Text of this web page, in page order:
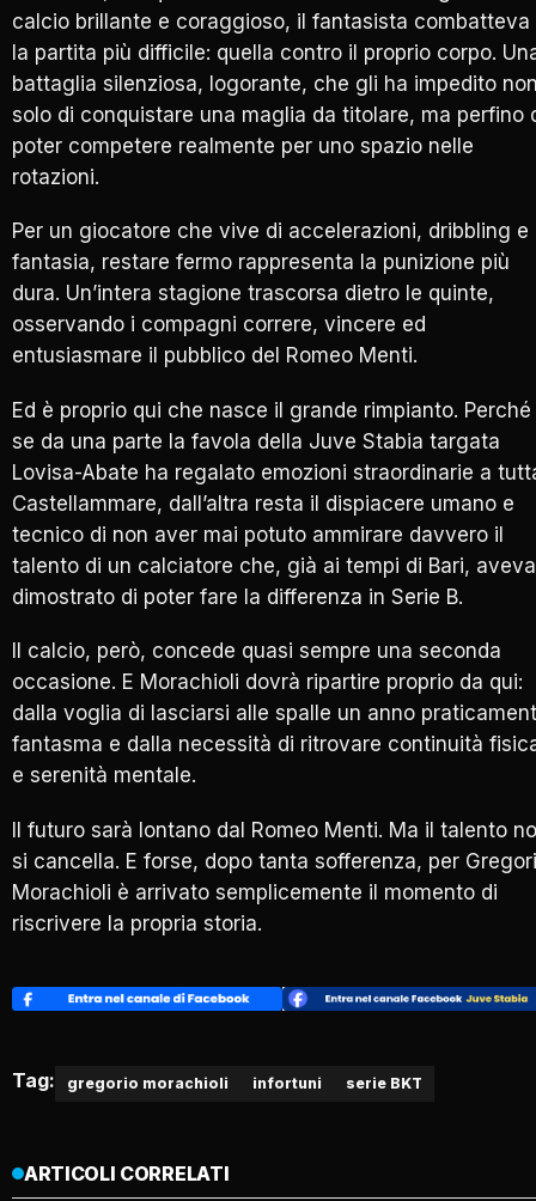
calcio brillante e coraggioso, il fantasista combatteva
la partita più difficile: quella contro il proprio corpo.
battaglia silenziosa, logorante, che gli ha impedito
solo di conquistare una maglia da titolare, ma perfino
poter competere realmente per uno spazio nelle
rotazioni.
Per un giocatore che vive di accelerazioni, dribbling e
fantasia, restare fermo rappresenta la punizione più
dura. Un’intera stagione trascorsa dietro le quinte,
osservando i compagni correre, vincere ed
entusiasmare il pubblico del Romeo Menti.
Ed è proprio qui che nasce il grande rimpianto. Perché
se da una parte la favola della Juve Stabia targata
Lovisa-Abate ha regalato emozioni straordinarie a
Castellammare, dall’altra resta il dispiacere umano e
tecnico di non aver mai potuto ammirare davvero il
talento di un calciatore che, già ai tempi di Bari, aveva
dimostrato di poter fare la differenza in Serie B.
Il calcio, però, concede quasi sempre una seconda
occasione. E Morachioli dovrà ripartire proprio da qui:
dalla voglia di lasciarsi alle spalle un anno
fantasma e dalla necessità di ritrovare continuità
e serenità mentale.
Il futuro sarà lontano dal Romeo Menti. Ma il talento
si cancella. E forse, dopo tanta sofferenza, per
Morachioli è arrivato semplicemente il momento di
riscrivere la propria storia.
Tag: gregorio morachioli infortuni serie BKT
ARTICOLI CORRELATI